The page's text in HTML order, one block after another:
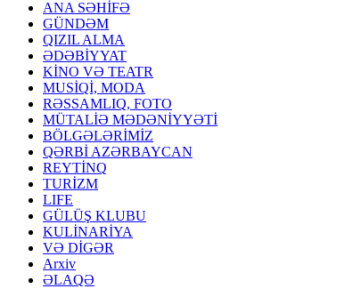
ANA SƏHİFƏ
GÜNDƏM
QIZIL ALMA
ƏDƏBİYYAT
KİNO VƏ TEATR
MUSİQİ, MODA
RƏSSAMLIQ, FOTO
MÜTALİƏ MƏDƏNİYYƏTİ
BÖLGƏLƏRİMİZ
QƏRBİ AZƏRBAYCAN
REYTİNQ
TURİZM
LIFE
GÜLÜŞ KLUBU
KULİNARİYA
VƏ DİGƏR
Arxiv
ƏLAQƏ